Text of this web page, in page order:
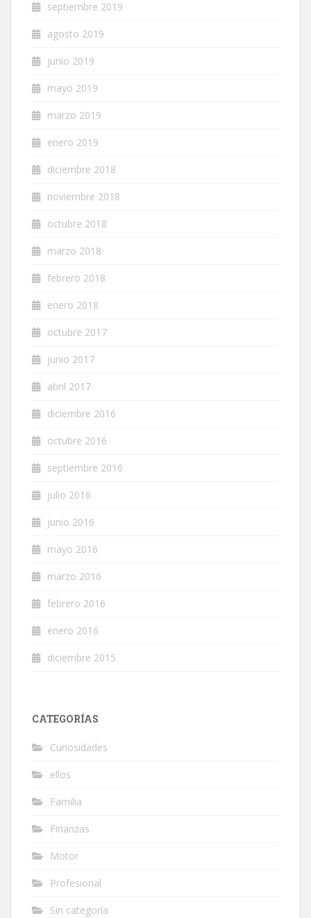
septiembre 2019
agosto 2019
junio 2019
mayo 2019
marzo 2019
enero 2019
diciembre 2018
noviembre 2018
octubre 2018
marzo 2018
febrero 2018
enero 2018
octubre 2017
junio 2017
abril 2017
diciembre 2016
octubre 2016
septiembre 2016
julio 2016
junio 2016
mayo 2016
marzo 2016
febrero 2016
enero 2016
diciembre 2015
CATEGORÍAS
Curiosidades
ellos
Familia
Finanzas
Motor
Profesional
Sin categoría